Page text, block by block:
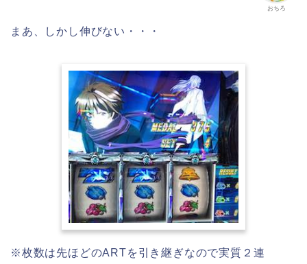
おちろ
まあ、しかし伸びない・・・
※枚数は先ほどのARTを引き継ぎなので実質２連